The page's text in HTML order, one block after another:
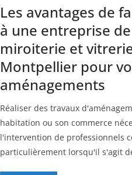
Les avantages de
à une entreprise de
miroiterie et
Montpellier pour
aménagements
Réaliser des travaux
habitation ou son commerce
l'intervention de professionnels
particulièrement lorsqu'il s'agit